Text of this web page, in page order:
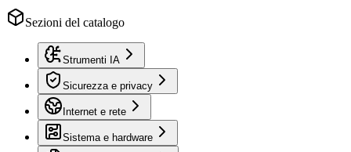
Sezioni del catalogo
Strumenti IA
Sicurezza e privacy
Internet e rete
Sistema e hardware